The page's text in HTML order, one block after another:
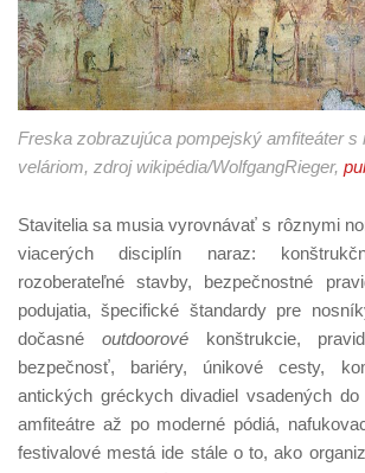
Freska zobrazujúca pompejský amfiteáter s
veláriom, zdroj wikipédia/WolfgangRieger,
Stavitelia sa musia vyrovnávať s rôznymi
viacerých disciplín naraz:
rozoberateľné stavby, bezpečnostné
podujatia, špecifické štandardy pre
dočasné outdoorové konštrukcie,
bezpečnosť, bariéry, únikové cesty,
antických gréckych divadiel vsadených
amfiteátre až po moderné pódiá,
festivalové mestá ide stále o to, ako